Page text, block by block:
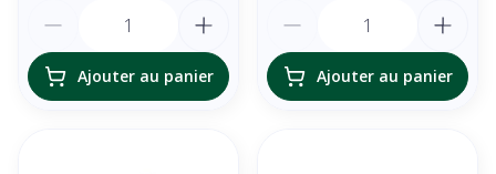
Ajouter au panier Ajouter au panier